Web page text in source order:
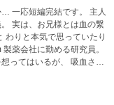
応短編完結です。 主人
ってはいるが、 吸血され
かは 本人は分からない。
いい青年。